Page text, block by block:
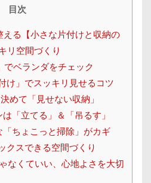
目次
る【小さな片付けと収納の
リ空間づくり
でベランダをチェック
け」でスッキリ見せるコツ
めて「見せない収納」
「立てる」＆「吊るす」
ちょこっと掃除」がカギ
クスできる空間づくり
なくていい、心地よさを大切